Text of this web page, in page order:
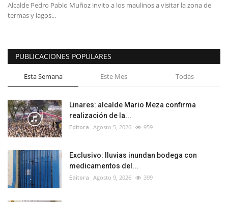
Alcalde Pedro Pablo Muñoz invito a los maulinos a visitar la zona de
termas y lagos...
PUBLICACIONES POPULARES
Esta Semana Este Mes Todas
Linares: alcalde Mario Meza confirma
realización de la...
Editora Agosto 5, 2026 959
Exclusivo: lluvias inundan bodega con
medicamentos del...
Editora Agosto 9, 2026 399